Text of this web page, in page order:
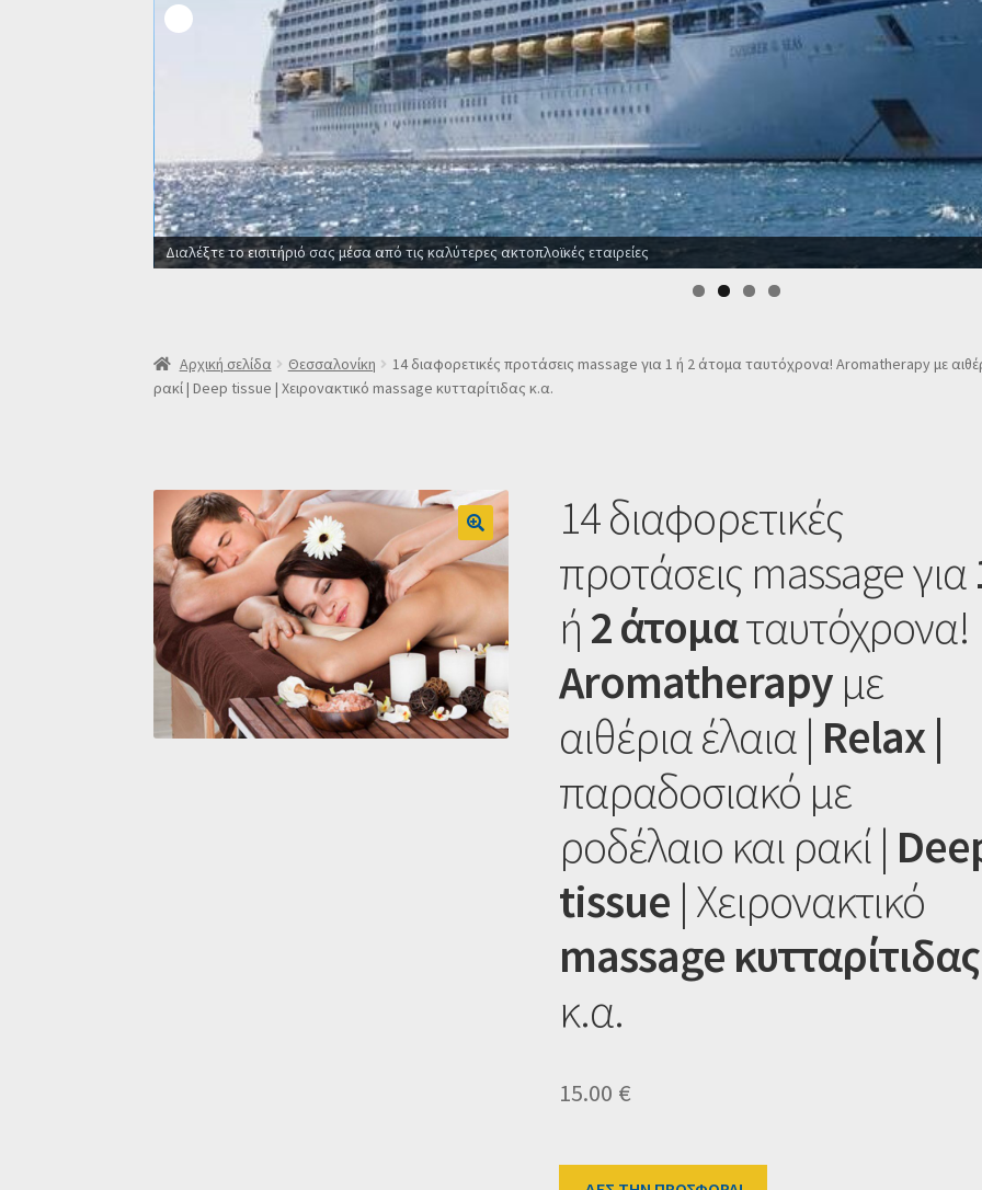
Οι καλύτερες προσφορές σε ξενοδοχεία για όλο το χρόνο
Αρχική σελίδα Θεσσαλονίκη
14 διαφορετικές προτάσεις massage για 1 ή 2 άτομα ταυτόχρονα! Αromatherapy με
ρακί | Deep tissue | Χειρονακτικό massage κυτταρίτιδας κ.α.
14 διαφορετικές
προτάσεις massage για
ή 2 άτοματαυτόχρονα!
Αromatherapy με
αιθέρια έλαια | Relax |
παραδοσιακό με
ροδέλαιο και ρακί |
tissue | Χειρονακτικό
massage κυτταρίτιδας
κ.α.
15.00 €